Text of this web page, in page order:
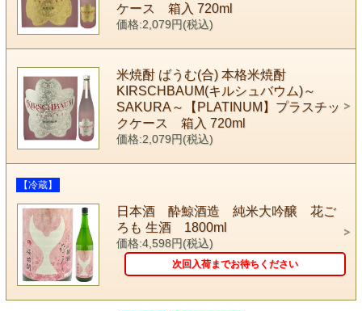
ケース 箱入 720ml
価格:2,079円(税込)
米焼酎 ばうむ(合) 本格米焼酎
KIRSCHBAUM(キルシュバウム)～
SAKURA～【PLATINUM】プラスチッ
クケース 箱入 720ml
価格:2,079円(税込)
【冷蔵】
日本酒 酔鯨酒造 純米大吟醸 花ご
ろも 生酒 1800ml
価格:4,598円(税込)
次回入荷までお待ちください